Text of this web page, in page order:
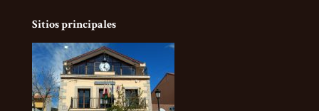
Sitios principales